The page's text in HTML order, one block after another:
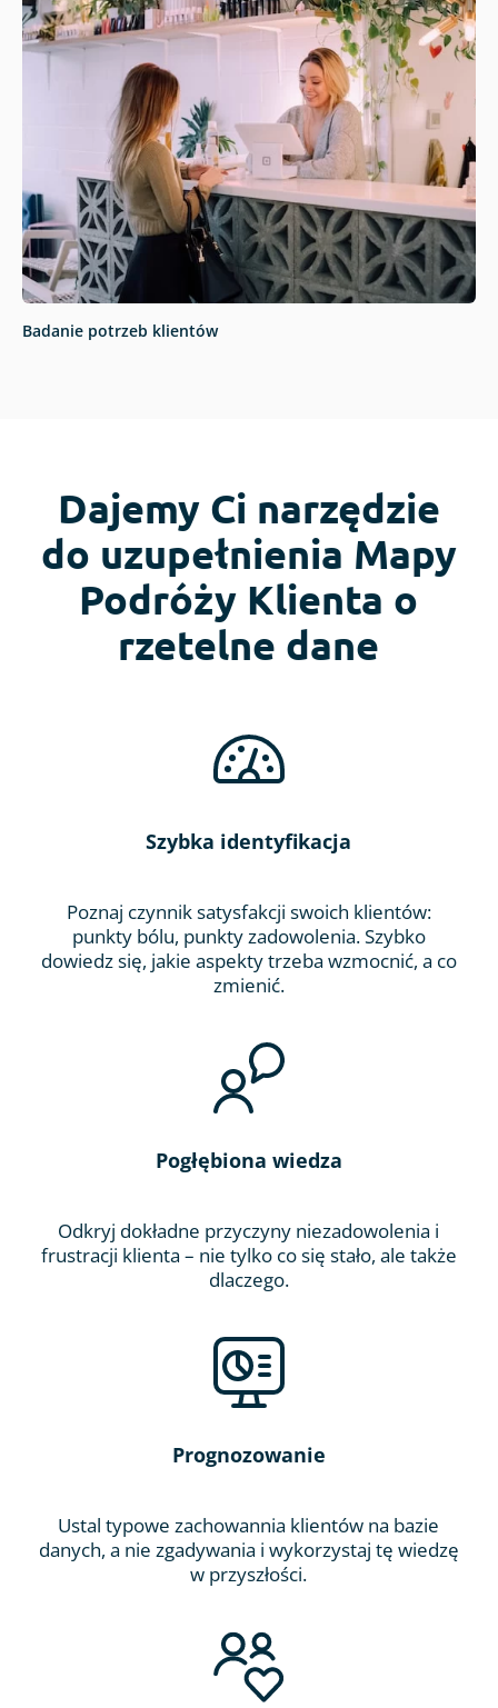
Badanie potrzeb klientów
Dajemy Ci narzędzie
do uzupełnienia Mapy
Podróży Klienta o
rzetelne dane
Szybka identyfikacja
Poznaj czynnik satysfakcji swoich klientów:
punkty bólu, punkty zadowolenia. Szybko
dowiedz się, jakie aspekty trzeba wzmocnić, a co
zmienić.
Pogłębiona wiedza
Odkryj dokładne przyczyny niezadowolenia i
frustracji klienta – nie tylko co się stało, ale także
dlaczego.
Prognozowanie
Ustal typowe zachowannia klientów na bazie
danych, a nie zgadywania i wykorzystaj tę wiedzę
w przyszłości.